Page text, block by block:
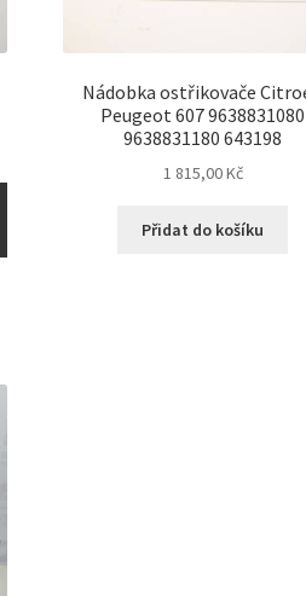
Nádobka ostřikovače
Peugeot 607 9638831080
9638831180 643198
1 815,00Kč
Přidat do košíku